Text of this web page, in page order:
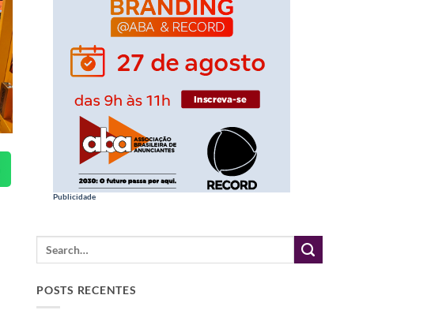
Publicidade
POSTS RECENTES